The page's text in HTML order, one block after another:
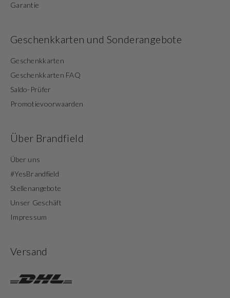
Garantie
Geschenkkarten und Sonderangebote
Geschenkkarten
Geschenkkarten FAQ
Saldo-Prüfer
Promotievoorwaarden
Über Brandfield
Über uns
#YesBrandfield
Stellenangebote
Unser Geschäft
Impressum
Versand